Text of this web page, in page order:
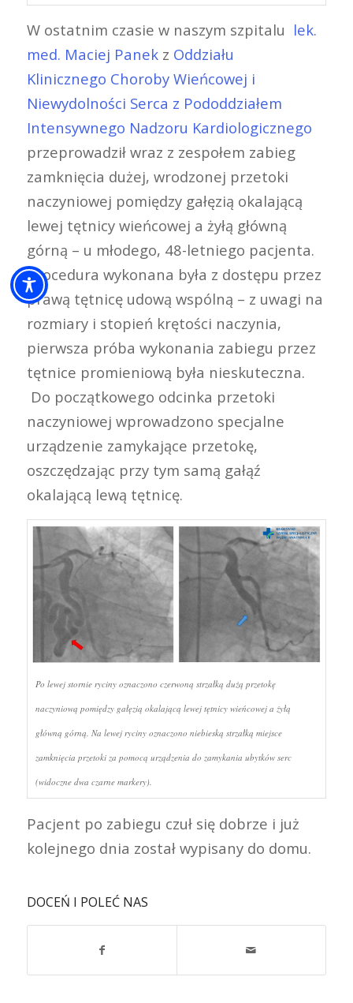
W ostatnim czasie w naszym szpitalu lek.
med. Maciej Panekz Oddziału
Klinicznego Choroby Wieńcowej i
Niewydolności Serca z Pododdziałem
Intensywnego Nadzoru Kardiologicznego
przeprowadził wraz z zespołem zabieg
zamknięcia dużej, wrodzonej przetoki
naczyniowej pomiędzy gałęzią okalającą
lewej tętnicy wieńcowej a żyłą główną
górną – u młodego, 48-letniego pacjenta.
Procedura wykonana była z dostępu przez
prawą tętnicę udową wspólną – z uwagi na
rozmiary i stopień krętości naczynia,
pierwsza próba wykonania zabiegu przez
tętnice promieniową była nieskuteczna.
Do początkowego odcinka przetoki
naczyniowej wprowadzono specjalne
urządzenie zamykające przetokę,
oszczędzając przy tym samą gałąź
okalającą lewą tętnicę.
Po lewej stornie ryciny oznaczono czerwoną strzałką dużą przetokę
naczyniową pomiędzy gałęzią okalającą lewej tętnicy wieńcowej a żyłą
główną górną. Na lewej ryciny oznaczono niebieską strzałką miejsce
zamknięcia przetoki za pomocą urządzenia do zamykania ubytków serc
(widoczne dwa czarne markery).
Pacjent po zabiegu czuł się dobrze i już
kolejnego dnia został wypisany do domu.
DOCEŃ I POLEĆ NAS